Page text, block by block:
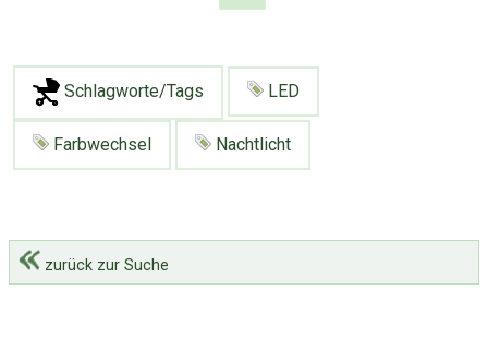
Schlagworte/Tags LED
Farbwechsel Nachtlicht
zurück zur Suche